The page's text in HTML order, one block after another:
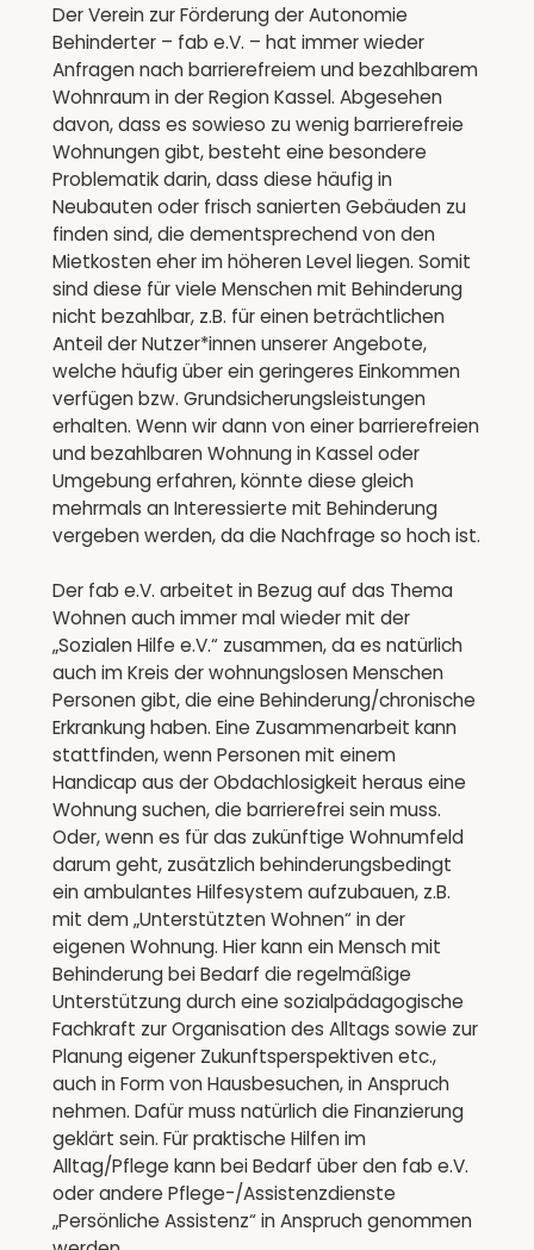
Der Verein zur Förderung der Autonomie
Behinderter – fab e.V. – hat immer wieder
Anfragen nach barrierefreiem und bezahlbarem
Wohnraum in der Region Kassel. Abgesehen
davon, dass es sowieso zu wenig barrierefreie
Wohnungen gibt, besteht eine besondere
Problematik darin, dass diese häufig in
Neubauten oder frisch sanierten Gebäuden zu
finden sind, die dementsprechend von den
Mietkosten eher im höheren Level liegen. Somit
sind diese für viele Menschen mit Behinderung
nicht bezahlbar, z.B. für einen beträchtlichen
Anteil der Nutzer*innen unserer Angebote,
welche häufig über ein geringeres Einkommen
verfügen bzw. Grundsicherungsleistungen
erhalten. Wenn wir dann von einer barrierefreien
und bezahlbaren Wohnung in Kassel oder
Umgebung erfahren, könnte diese gleich
mehrmals an Interessierte mit Behinderung
vergeben werden, da die Nachfrage so hoch ist.
Der fab e.V. arbeitet in Bezug auf das Thema
Wohnen auch immer mal wieder mit der
„Sozialen Hilfe e.V.“ zusammen, da es natürlich
auch im Kreis der wohnungslosen Menschen
Personen gibt, die eine Behinderung/chronische
Erkrankung haben. Eine Zusammenarbeit kann
stattfinden, wenn Personen mit einem
Handicap aus der Obdachlosigkeit heraus eine
Wohnung suchen, die barrierefrei sein muss.
Oder, wenn es für das zukünftige Wohnumfeld
darum geht, zusätzlich behinderungsbedingt
ein ambulantes Hilfesystem aufzubauen, z.B.
mit dem „Unterstützten Wohnen“ in der
eigenen Wohnung. Hier kann ein Mensch mit
Behinderung bei Bedarf die regelmäßige
Unterstützung durch eine sozialpädagogische
Fachkraft zur Organisation des Alltags sowie zur
Planung eigener Zukunftsperspektiven etc.,
auch in Form von Hausbesuchen, in Anspruch
nehmen. Dafür muss natürlich die Finanzierung
geklärt sein. Für praktische Hilfen im
Alltag/Pflege kann bei Bedarf über den fab e.V.
oder andere Pflege-/Assistenzdienste
„Persönliche Assistenz“ in Anspruch genommen